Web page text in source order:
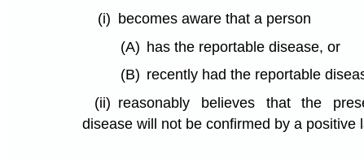
(i) becomes aware that a person
(A) has the reportable disease, or
(B) recently had the reportable
(ii) reasonably believes that the
disease will not be confirmed by a positive